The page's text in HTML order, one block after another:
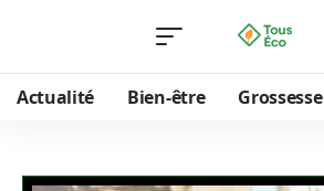
Actualité Bien-être Grossesse